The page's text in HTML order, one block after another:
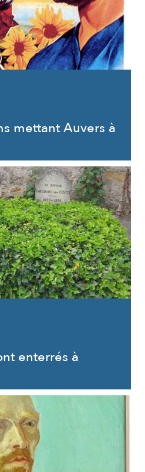
mettant Auvers à
enterrés à